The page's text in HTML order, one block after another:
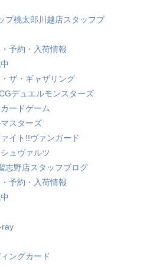
プ桃太郎川越店スタッフブ
予約・入荷情報
ザ・ギャザリング
デュエルモンスターズ
ードゲーム
スターズ
イト!!ヴァンガード
ュヴァルツ
志野店スタッフブログ
予約・入荷情報
ray
ングカード